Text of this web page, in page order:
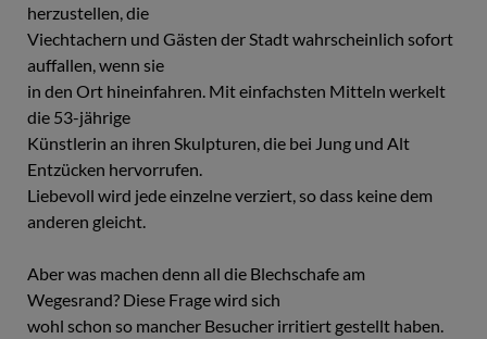
herzustellen, die
Viechtachern und Gästen der Stadt wahrscheinlich sofort
auffallen, wenn sie
in den Ort hineinfahren. Mit einfachsten Mitteln werkelt
die 53-jährige
Künstlerin an ihren Skulpturen, die bei Jung und Alt
Entzücken hervorrufen.
Liebevoll wird jede einzelne verziert, so dass keine dem
anderen gleicht.
Aber was machen denn all die Blechschafe am
Wegesrand? Diese Frage wird sich
wohl schon so mancher Besucher irritiert gestellt haben.